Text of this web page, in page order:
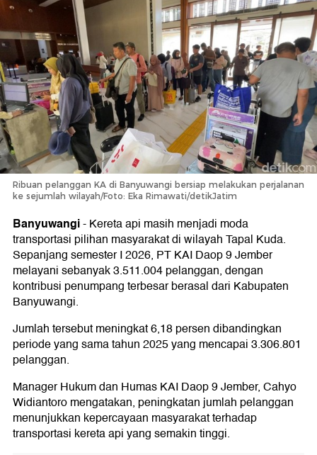
Ribuan pelanggan KA di Banyuwangi bersiap melakukan perjalanan
ke sejumlah wilayah/Foto: Eka Rimawati/detikJatim
Banyuwangi-Kereta api masih menjadi moda
transportasi pilihan masyarakat di wilayah Tapal Kuda.
Sepanjang semester I 2026, PT KAI Daop 9 Jember
melayani sebanyak 3.511.004 pelanggan, dengan
kontribusi penumpang terbesar berasal dari Kabupaten
Banyuwangi.
Jumlah tersebut meningkat 6,18 persen dibandingkan
periode yang sama tahun 2025 yang mencapai 3.306.801
pelanggan.
Manager Hukum dan Humas KAI Daop 9 Jember, Cahyo
Widiantoro mengatakan, peningkatan jumlah pelanggan
menunjukkan kepercayaan masyarakat terhadap
transportasi kereta api yang semakin tinggi.